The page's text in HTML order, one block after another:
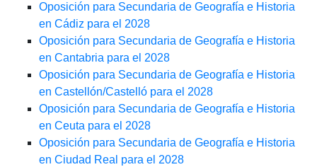
Oposición para Secundaria de Geografía e Historia
en Cádiz para el 2028
Oposición para Secundaria de Geografía e Historia
en Cantabria para el 2028
Oposición para Secundaria de Geografía e Historia
en Castellón/Castelló para el 2028
Oposición para Secundaria de Geografía e Historia
en Ceuta para el 2028
Oposición para Secundaria de Geografía e Historia
en Ciudad Real para el 2028